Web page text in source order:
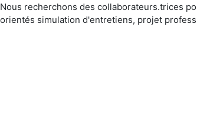
Nous recherchons des collaborateurs.trices
orientés simulation d'entretiens, projet